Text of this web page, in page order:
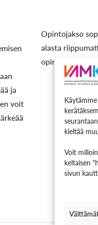
kieltää
Voit
keltaisen
sivun
ja
voit
Opintojakso
alasta
opintojakson